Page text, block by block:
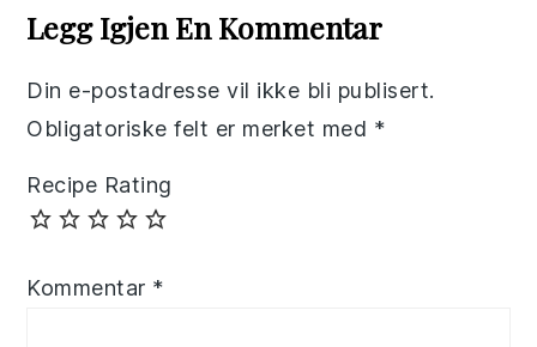
Interactions
Legg Igjen En Kommentar
Din e-postadresse vil ikke bli publisert.
Obligatoriske felt er merket med *
Recipe Rating
Kommentar *